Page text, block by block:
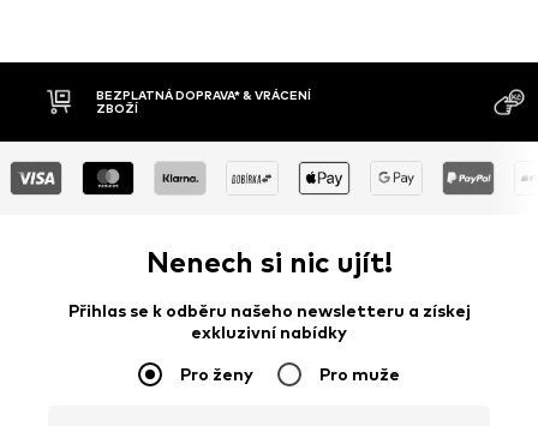
DOBÍRKA
MOŽNOST
Nenech si nic ujít!
Přihlas se k odběru našeho newsletteru a získej
exkluzivní nabídky
Pro ženy Pro muže